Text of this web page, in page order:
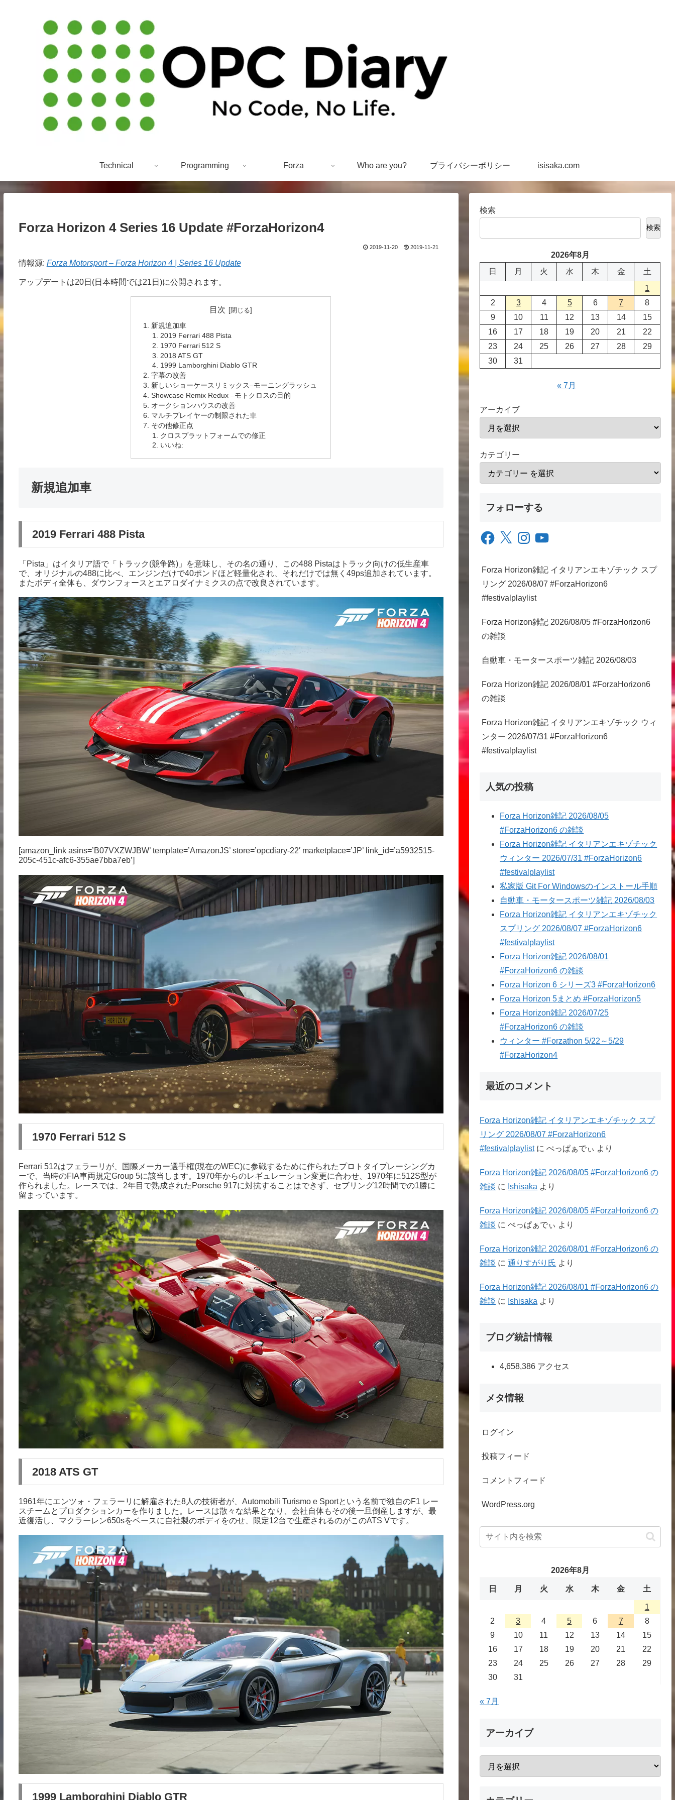
Technical Programming Forza Who are you? プライバシーポリシー isisaka.com
Forza Horizon 4 Series 16 Update #ForzaHorizon4
2019-11-20 2019-11-21
情報源: Forza Motorsport – Forza Horizon 4 | Series 16 Update
アップデートは20日(日本時間では21日)に公開されます。
目次
新規追加車
2019 Ferrari 488 Pista
1970 Ferrari 512 S
2018 ATS GT
1999 Lamborghini Diablo GTR
字幕の改善
新しいショーケースリミックス–モーニングラッシュ
Showcase Remix Redux –モトクロスの目的
オークションハウスの改善
マルチプレイヤーの制限された車
その他修正点
クロスプラットフォームでの修正
いいね:
新規追加車
2019 Ferrari 488 Pista
「Pista」はイタリア語で「トラック(競争路)」を意味し、その名の通り、この488 Pistaはトラック向けの低生産車
で、オリジナルの488に比べ、エンジンだけで40ポンドほど軽量化され、それだけでは無く49ps追加されています。
またボディ全体も、ダウンフォースとエアロダイナミクスの点で改良されています。
[amazon_link asins=’B07VXZWJBW’ template=’AmazonJS’ store=’opcdiary-22′ marketplace=’JP’ link_id=’a5932515-
205c-451c-afc6-355ae7bba7eb’]
1970 Ferrari 512 S
Ferrari 512はフェラーリが、国際メーカー選手権(現在のWEC)に参戦するために作られたプロトタイプレーシングカ
ーで、当時のFIA車両規定Group 5に該当します。1970年からのレギュレーション変更に合わせ、1970年に512S型が
作られました。レースでは、2年目で熟成されたPorsche 917に対抗することはできず、セブリング12時間での1勝に
留まっています。
2018 ATS GT
1961年にエンツォ・フェラーリに解雇された8人の技術者が、Automobili Turismo e Sportという名前で独自のF1 レー
スチームとプロダクションカーを作りました。レースは散々な結果となり、会社自体もその後一旦倒産しますが、最
近復活し、マクラーレン650sをベースに自社製のボディをのせ、限定12台で生産されるのがこのATS Vです。
1999 Lamborghini Diablo GTR
検索
検索
2026年8月
日
月 火 水 木 金
土
1
2
3 4 5 6 7
8
9
10 11 12 13 14
15
16
17 18 19 20 21
22
23
24 25 26 27 28
29
30
31
« 7月
アーカイブ
カテゴリー
フォローする
Facebook
X InstagramYouTube
Forza Horizon雑記 イタリアンエキゾチック スプ
リング 2026/08/07 #ForzaHorizon6
#festivalplaylist
Forza Horizon雑記 2026/08/05 #ForzaHorizon6
の雑談
自動車・モータースポーツ雑記 2026/08/03
Forza Horizon雑記 2026/08/01 #ForzaHorizon6
の雑談
Forza Horizon雑記 イタリアンエキゾチック ウィ
ンター 2026/07/31 #ForzaHorizon6
#festivalplaylist
人気の投稿
Forza Horizon雑記 2026/08/05
#ForzaHorizon6 の雑談
Forza Horizon雑記 イタリアンエキゾチック
ウィンター 2026/07/31 #ForzaHorizon6
#festivalplaylist
私家版 Git For Windowsのインストール手順
自動車・モータースポーツ雑記 2026/08/03
Forza Horizon雑記 イタリアンエキゾチック
スプリング 2026/08/07 #ForzaHorizon6
#festivalplaylist
Forza Horizon雑記 2026/08/01
#ForzaHorizon6 の雑談
Forza Horizon 6 シリーズ3 #ForzaHorizon6
Forza Horizon 5まとめ #ForzaHorizon5
Forza Horizon雑記 2026/07/25
#ForzaHorizon6 の雑談
ウィンター #Forzathon 5/22～5/29
#ForzaHorizon4
最近のコメント
Forza Horizon雑記 イタリアンエキゾチック スプ
リング 2026/08/07 #ForzaHorizon6
#festivalplaylistにぺっぱぁでぃ より
Forza Horizon雑記 2026/08/05 #ForzaHorizon6 の
雑談 に Ishisaka より
Forza Horizon雑記 2026/08/05 #ForzaHorizon6 の
雑談 にぺっぱぁでぃ より
Forza Horizon雑記 2026/08/01 #ForzaHorizon6 の
雑談 に通りすがり氏 より
Forza Horizon雑記 2026/08/01 #ForzaHorizon6 の
雑談 に Ishisaka より
ブログ統計情報
4,658,386 アクセス
メタ情報
ログイン
投稿フィード
コメントフィード
WordPress.org
2026年8月
日 月 火 水 木 金 土
1
2
3 4 5 6 7
8
9
10 11 12 13 14
15
16
17 18 19 20 21
22
23
24 25 26 27 28
29
30
31
« 7月
アーカイブ